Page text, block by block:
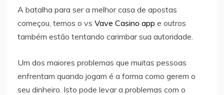
A batalha para ser a melhor casa de apostas
começou, temos o vs Vave Casino app e outros
também estão tentando carimbar sua autoridade.
Um dos maiores problemas que muitas pessoas
enfrentam quando jogam é a forma como gerem o
seu dinheiro. Isto pode levar a problemas com o